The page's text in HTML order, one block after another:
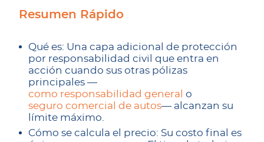
Resumen Rápido
Qué es: Una capa adicional de protección
por responsabilidad civil que entra en
acción cuando sus otras pólizas
principales —
como responsabilidad general o
seguro comercial de autos— alcanzan su
límite máximo.
Cómo se calcula el precio: Su costo final es